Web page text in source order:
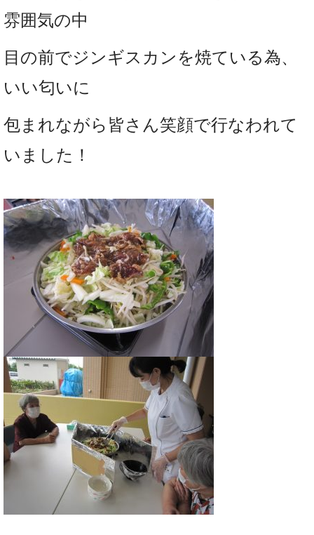
雰囲気の中
目の前でジンギスカンを焼ている為、
いい匂いに
包まれながら皆さん笑顔で行なわれて
いました！